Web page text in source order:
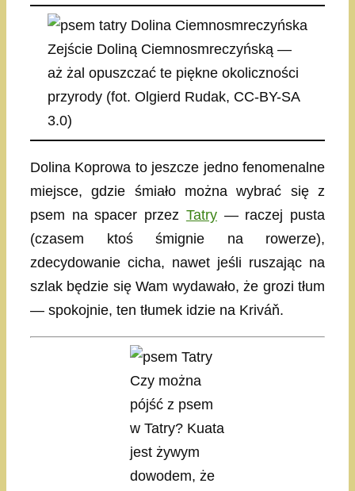
Zejście Doliną Ciemnosmreczyńską —
aż żal opuszczać te piękne okoliczności
przyrody (fot. Olgierd Rudak, CC-BY-SA
3.0)
Dolina Koprowa to jeszcze jedno fenomenalne
miejsce, gdzie śmiało można wybrać się z
psem na spacer przez Tatry— raczej pusta
(czasem ktoś śmignie na rowerze),
zdecydowanie cicha, nawet jeśli ruszając na
szlak będzie się Wam wydawało, że grozi tłum
— spokojnie, ten tłumek idzie na Kriváň.
Czy można
pójść z psem
w Tatry? Kuata
jest żywym
dowodem, że